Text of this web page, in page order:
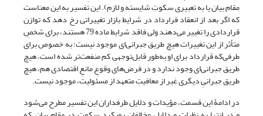
مقام بیان یا به تعبیری سکوتِ شایسته و لازم). این تفسیر به این معناست
که اگر بعد از انعقاد قرارداد در شرایط بازار تغییراتی رخ دهد که توازن
قراردادی را تغییر می‌دهند ولی فاقد شرایط ماده 79 هستند، برای شخصِ
متأثر از این تغییرات هیچ طریق جبرانی‌ای موجود نیست؛ به خصوص برای
طرفی‌که قرارداد برای او به‌طور قابل‌توجهی کم منفعت‌تر شده است، هیچ
طریق جبرانی‌ای وجود ندارد و در فرض‌های وقوعِ مانعِ اقتصادی هم، هیچ
طریق جبرانیِ دیگری غیر از معافیتِ متعهد از مسئولیت، موجود نیست.
در ادامۀ این قسمت، مؤیدات و دلایل طرفداران این تفسیر مطرح می‌شود